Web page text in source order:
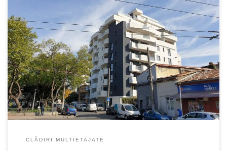
Un imobil cu regim de inaltime S+P+M+8E avand etajele 5, 6, 7 si
8 retrase, situat la intersectia strazilor Budila cu Tepes Voda.
Structura duala cu pereti si stalpi din beton armat. Provocarea
proiectului a fost data de forma poligonala care a necesita o
dimensionare minutioasa a structurii de rezistenta […]
CLĂDIRI MULTIETAJATE